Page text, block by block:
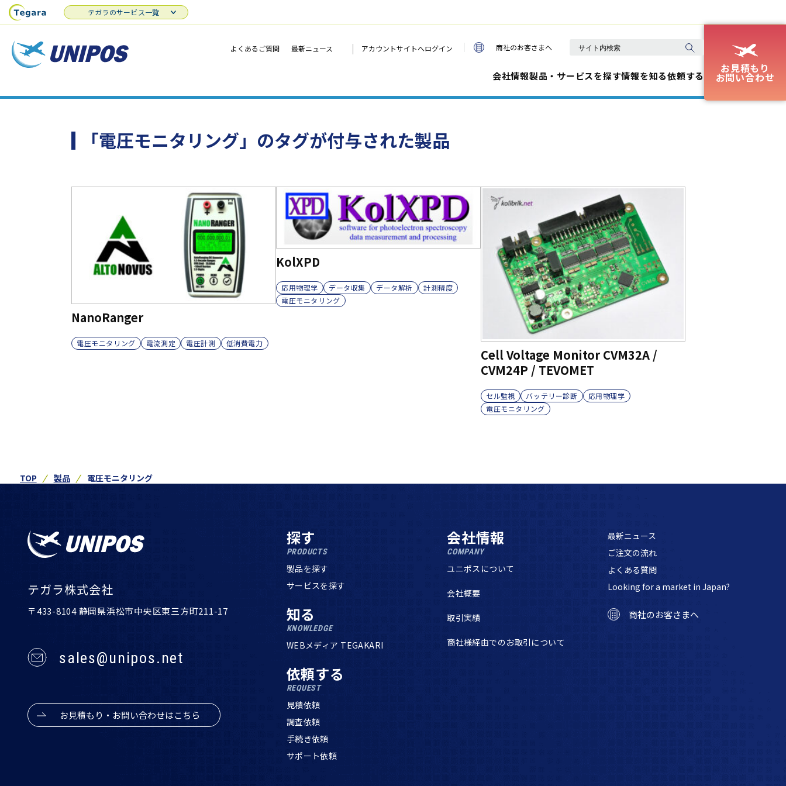
よくあるご質問 最新ニュース | アカウントサイトへログイン 商社のお客さまへ
会社情報製品・サービスを探す情報を知る依頼する
お見積もり
お問い合わせ
テガラのサービス一覧
「電圧モニタリング」のタグが付与された製品
NanoRanger
電圧モニタリング 電流測定 電圧計測 低消費電力
KolXPD
応用物理学 データ収集 データ解析
計測精度
電圧モニタリング
Cell Voltage Monitor CVM32A /
CVM24P / TEVOMET
セル監視 バッテリー診断
応用物理学
電圧モニタリング
TOP 製品 電圧モニタリング
テガラ株式会社
〒433-8104 静岡県浜松市中央区東三方町211-17
sales@unipos.net
お見積もり・お問い合わせはこちら
探す
PRODUCTS
製品を探す
サービスを探す
知る
KNOWLEDGE
WEBメディア TEGAKARI
依頼する
REQUEST
見積依頼
調査依頼
手続き依頼
サポート依頼
会社情報
COMPANY
ユニポスについて
会社概要
取引実績
商社様経由でのお取引について
最新ニュース
ご注文の流れ
よくある質問
Looking for a market in Japan?
商社のお客さまへ